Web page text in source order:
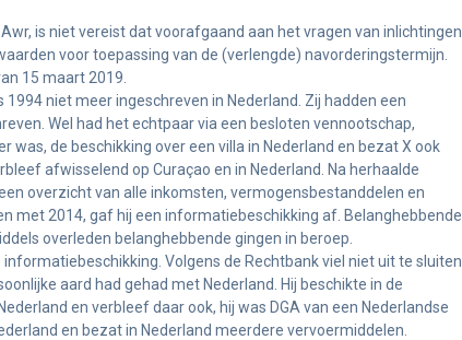
is niet vereist dat voorafgaand aan het vragen van inlichtingen
voor toepassing van de (verlengde) navorderingstermijn.
15 maart 2019.
niet meer ingeschreven in Nederland. Zij hadden een
Wel had het echtpaar via een besloten vennootschap,
de beschikking over een villa in Nederland en bezat X ook
afwisselend op Curaçao en in Nederland. Na herhaalde
overzicht van alle inkomsten, vermogensbestanddelen en
met 2014, gaf hij een informatiebeschikking af. Belanghebbende
overleden belanghebbende gingen in beroep.
Volgens de Rechtbank viel niet uit te sluiten
aard had gehad met Nederland. Hij beschikte in de
en verbleef daar ook, hij was DGA van een Nederlandse
en bezat in Nederland meerdere vervoermiddelen.